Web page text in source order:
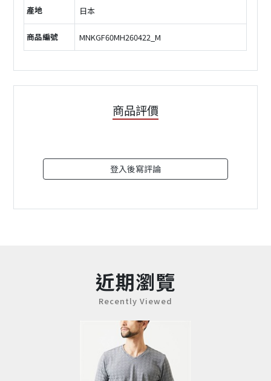
產地 日本
商品編號 MNKGF60MH260422_M
商品評價
登入後寫評論
近期瀏覽
Recently Viewed